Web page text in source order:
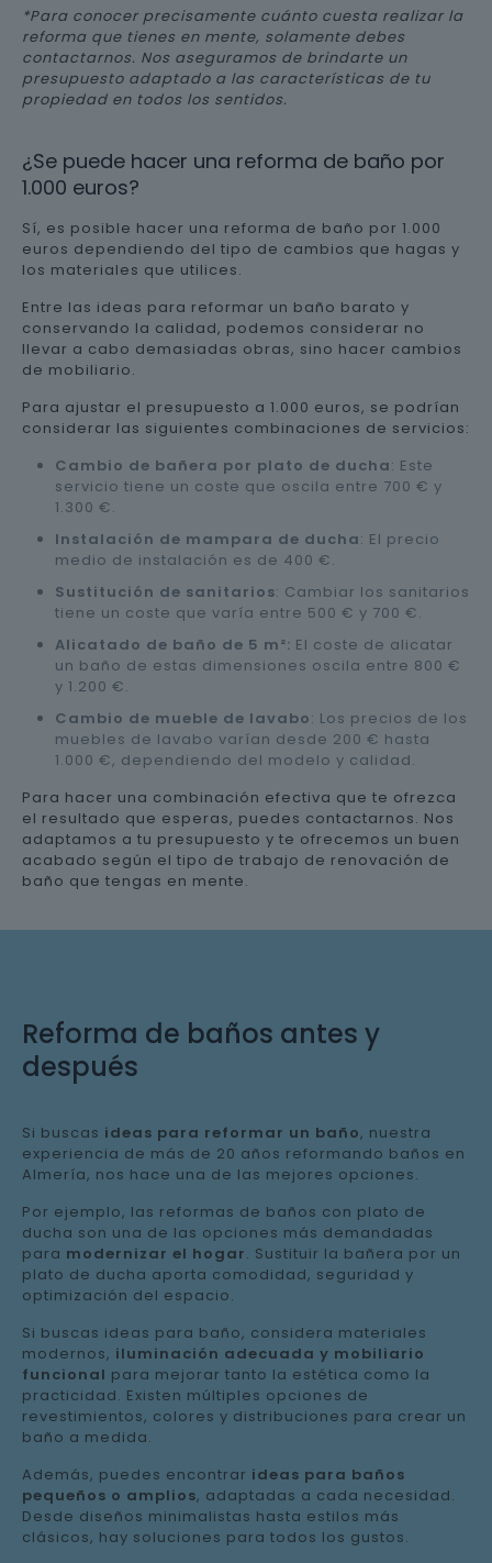
*Para conocer precisamente cuánto cuesta realizar la
reforma que tienes en mente, solamente debes
contactarnos. Nos aseguramos de brindarte un
presupuesto adaptado a las características de tu
propiedad en todos los sentidos.
¿Se puede hacer una reforma de baño por
1.000 euros?
Sí, es posible hacer una reforma de baño por 1.000
euros dependiendo del tipo de cambios que hagas y
los materiales que utilices.
Entre las ideas para reformar un baño barato y
conservando la calidad, podemos considerar no
llevar a cabo demasiadas obras, sino hacer cambios
de mobiliario.
Para ajustar el presupuesto a 1.000 euros, se podrían
considerar las siguientes combinaciones de servicios:
Cambio de bañera por plato de ducha: Este
servicio tiene un coste que oscila entre 700 € y
1.300 €.
Instalación de mampara de ducha: El precio
medio de instalación es de 400 €.
Sustitución de sanitarios: Cambiar los sanitarios
tiene un coste que varía entre 500 € y 700 €.
Alicatado de baño de 5 m²: El coste de alicatar
un baño de estas dimensiones oscila entre 800 €
y 1.200 €.
Cambio de mueble de lavabo: Los precios de los
muebles de lavabo varían desde 200 € hasta
1.000 €, dependiendo del modelo y calidad.
Para hacer una combinación efectiva que te ofrezca
el resultado que esperas, puedes contactarnos. Nos
adaptamos a tu presupuesto y te ofrecemos un buen
acabado según el tipo de trabajo de renovación de
baño que tengas en mente.
Reforma de baños antes y
después
Si buscas ideas para reformar un baño, nuestra
experiencia de más de 20 años reformando baños en
Almería, nos hace una de las mejores opciones.
Por ejemplo, las reformas de baños con plato de
ducha son una de las opciones más demandadas
para modernizar el hogar. Sustituir la bañera por un
plato de ducha aporta comodidad, seguridad y
optimización del espacio.
Si buscas ideas para baño, considera materiales
modernos, iluminación adecuada y mobiliario
funcional para mejorar tanto la estética como la
practicidad. Existen múltiples opciones de
revestimientos, colores y distribuciones para crear un
baño a medida.
Además, puedes encontrar ideas para baños
pequeños o amplios, adaptadas a cada necesidad.
Desde diseños minimalistas hasta estilos más
clásicos, hay soluciones para todos los gustos.